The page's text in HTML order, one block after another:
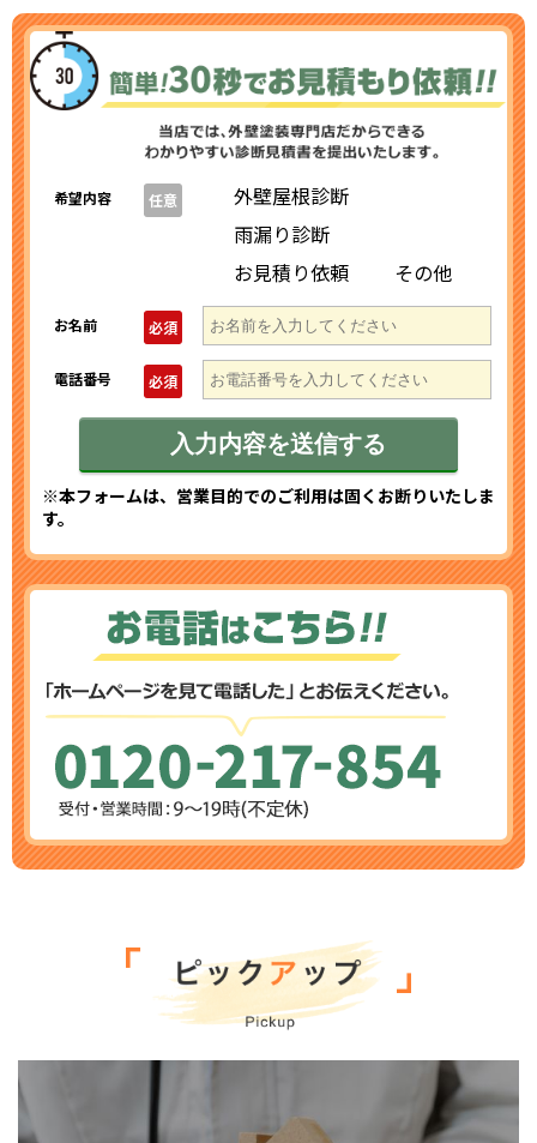
希望内容 任意
外壁屋根診断
雨漏り診断
お見積り依頼
その他
お名前 必須
電話番号 必須
※本フォームは、営業目的でのご利用は固くお断りいたしま
す。